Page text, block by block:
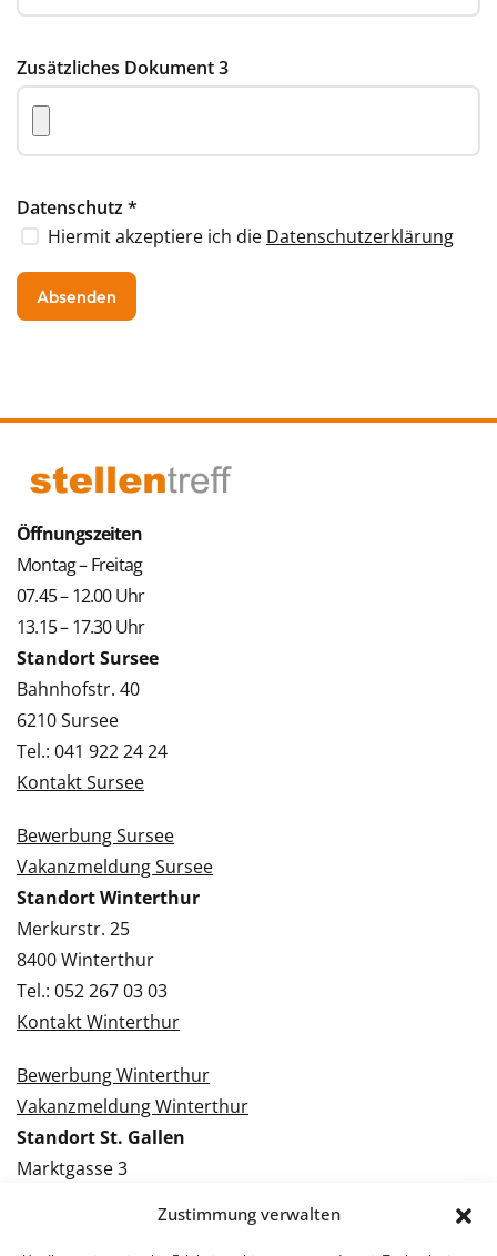
Zustimmung verwalten
Zusätzliches Dokument 3
Datenschutz*
Hiermit akzeptiere ich die Datenschutzerklärung
Öffnungszeiten
Montag – Freitag
07.45 – 12.00 Uhr
13.15 – 17.30 Uhr
Standort Sursee
Bahnhofstr. 40
6210 Sursee
Tel.: 041 922 24 24
Kontakt Sursee
Bewerbung Sursee
Vakanzmeldung Sursee
Standort Winterthur
Merkurstr. 25
8400 Winterthur
Tel.: 052 267 03 03
Kontakt Winterthur
Bewerbung Winterthur
Vakanzmeldung Winterthur
Standort St. Gallen
Marktgasse 3